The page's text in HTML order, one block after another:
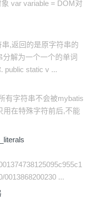
var variable = DOM对
,返回的是原字符串的
解为一个一个的单词
public static v ...
有字符串不会被mybatis
用在特殊字符前后,不能
0013868200230 ...